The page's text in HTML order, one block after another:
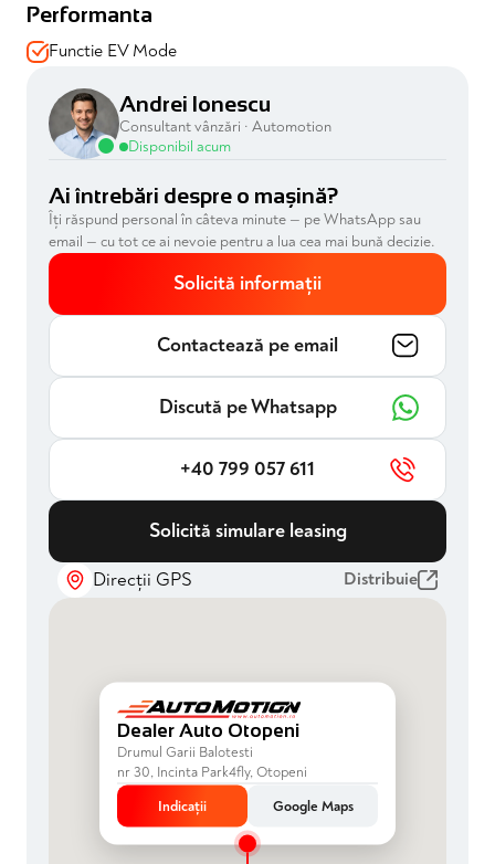
Performanta
Functie EV Mode
Andrei Ionescu
Consultant vânzări · Automotion
Disponibil acum
Ai întrebări despre o mașină?
Îți răspund personal în câteva minute — pe WhatsApp sau
email — cu tot ce ai nevoie pentru a lua cea mai bună decizie.
Solicită informații
Contactează pe email
Discută pe Whatsapp
+40 799 057 611
Solicită simulare leasing
Direcții GPS Distribuie
Dealer Auto Otopeni
Drumul Garii Balotesti
nr 30, Incinta Park4fly, Otopeni
Indicații
Google Maps